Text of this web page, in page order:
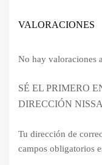
VALORACIONES
No hay valoraciones
SÉ EL PRIMERO
DIRECCIÓN
Tu dirección de
campos obligatorios